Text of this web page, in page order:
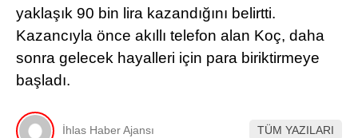
yaklaşık 90 bin lira kazandığını belirtti.
Kazancıyla önce akıllı telefon alan Koç, daha
sonra gelecek hayalleri için para biriktirmeye
başladı.
İhlas Haber Ajansı TÜM YAZILARI